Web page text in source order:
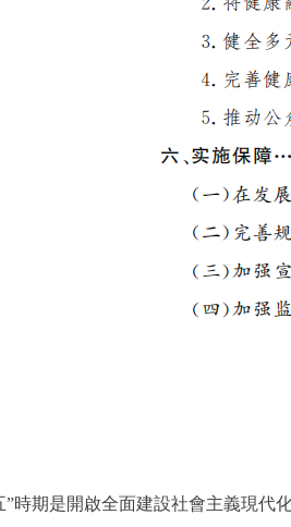
期是開啟全面建設社會主義現代化